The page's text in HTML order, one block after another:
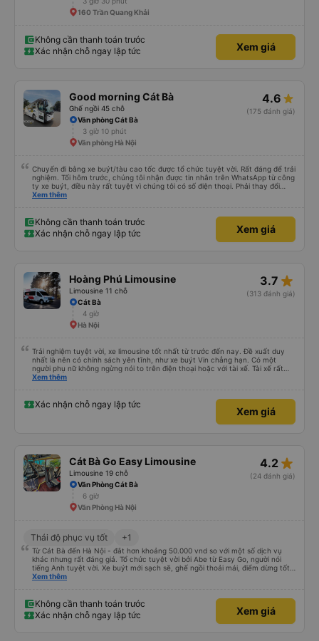
160 Trần Quang Khải
Không cần thanh toán trước
Xác nhận chỗ ngay lập tức
Xem giá
Good morning Cát Bà
Ghế ngồi 45 chỗ
4.6
(175 đánh giá)
Văn phòng Cát Bà
3 giờ 10 phút
Văn phòng Hà Nội
Chuyến đi bằng xe buýt/tàu cao tốc được tổ chức tuyệt vời. Rất đáng để trải
nghiệm. Tối hôm trước, chúng tôi nhận được tin nhắn trên WhatsApp từ công
ty xe buýt, điều này rất tuyệt vì chúng tôi có số điện thoại. Phải thay đổi
điểm đón vì trời mưa như trút nước, nhưng họ rất thông cảm. Anh chàng lái
Cát Bà đến Hà Nội, phải xuống xe buýt, lên tàu cao tốc rồi lại lên một xe
buýt khác. Được tổ chức tốt, giao tiếp tuyệt vời, chuyến đi tuyệt vời.
Xem thêm
Không cần thanh toán trước
Xác nhận chỗ ngay lập tức
Xem giá
Hoàng Phú Limousine
Limousine 11 chỗ
3.7 star_rate
(313 đánh giá)
Cát Bà
4 giờ
Hà Nội
Trải nghiệm tuyệt vời, xe limousine tốt nhất từ trước đến nay. Đề xuất duy
nhất là nên có chính sách yên tĩnh, như xe buýt Vin chẳng hạn. Có một
người phụ nữ không ngừng nói to trên điện thoại hoặc với tài xế. Tài xế rất
tôn trọng. Những hành khách khác, thậm chí cả trẻ nhỏ cũng rất chu đáo.
thiệu
Xem thêm
Xác nhận chỗ ngay lập tức
Xem giá
Cát Bà Go Easy Limousine
Limousine 19 chỗ
4.2 star_rate
(24 đánh giá)
Văn Phòng Cát Bà
6 giờ
Văn Phòng Hà Nội
Thái độ phục vụ tốt +1
Từ Cát Bà đến Hà Nội - đắt hơn khoảng 50.000 vnd so với một số dịch vụ
khác nhưng rất đáng giá. Tổ chức tuyệt vời bởi Abe từ Easy Go, người nói
tiếng Anh tuyệt vời. Xe buýt mới sạch sẽ, ghế ngồi thoải mái, điểm dừng tốt
giữa chặng, tốt hơn nhiều so với nhiều xe buýt mà tôi đã thử cho đến nay.
xuống xe với hành lý của mình, v.v., đi phà chở khách để đến đảo và đổi xe
buýt một lần nữa, v.v. rất khuyến khích.
Xem thêm
Không cần thanh toán trước
Xác nhận chỗ ngay lập tức
Xem giá